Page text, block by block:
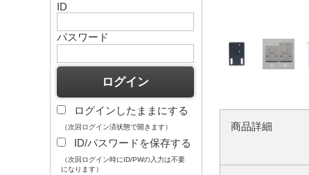
ID
パスワード
ログインしたままにする
（次回ログイン済状態で開きます）
ID/パスワードを保存する
（次回ログイン時にID/PWの入力は不要
になります）
商品詳細